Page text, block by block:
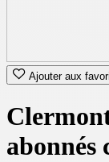
Ajouter aux
abonnés